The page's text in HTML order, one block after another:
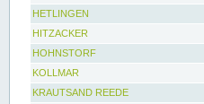
HETLINGEN
HITZACKER
HOHNSTORF
KOLLMAR
KRAUTSAND REEDE